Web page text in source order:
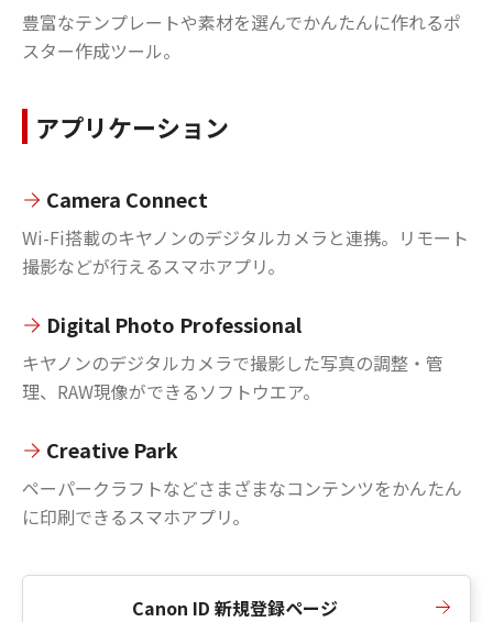
豊富なテンプレートや素材を選んでかんたんに作れるポ
スター作成ツール。
アプリケーション
Camera Connect
Wi-Fi搭載のキヤノンのデジタルカメラと連携。リモート
撮影などが行えるスマホアプリ。
Digital Photo Professional
キヤノンのデジタルカメラで撮影した写真の調整・管
理、RAW現像ができるソフトウエア。
Creative Park
ペーパークラフトなどさまざまなコンテンツをかんたん
に印刷できるスマホアプリ。
Canon ID 新規登録ページ